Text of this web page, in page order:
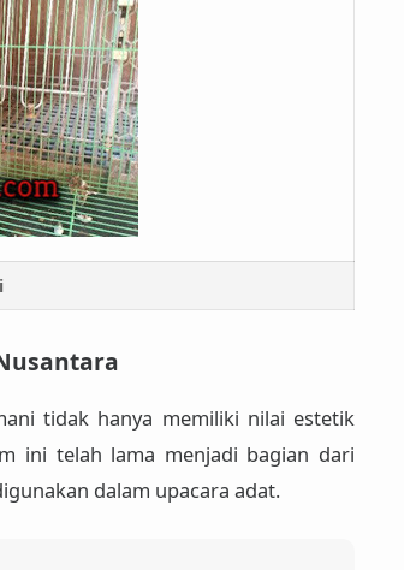
tidak hanya memiliki nilai estetik
ini telah lama menjadi bagian dari
dalam upacara adat.